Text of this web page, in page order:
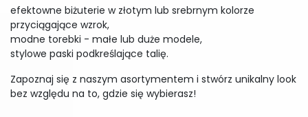
efektowne biżuterie w złotym lub srebrnym kolorze
przyciągające wzrok,
modne torebki - małe lub duże modele,
stylowe paski podkreślające talię.
Zapoznaj się z naszym asortymentem i stwórz unikalny look
bez względu na to, gdzie się wybierasz!